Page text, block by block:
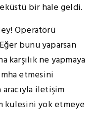
bir hale geldi.
Operatörü
bunu yaparsan
karşılık ne yapmaya
etmesini
iletişim
kulesini yok etmeye